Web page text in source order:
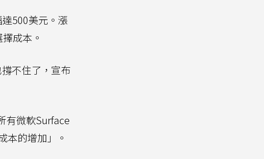
500美元。漲
成本。
不住了，宣布
有微軟Surface
本的增加」。